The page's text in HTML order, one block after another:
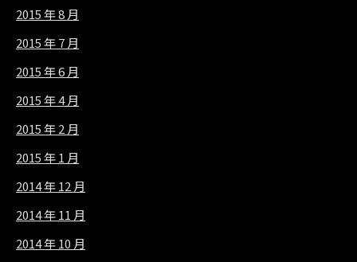
2015 年 8 月
2015 年 7 月
2015 年 6 月
2015 年 4 月
2015 年 2 月
2015 年 1 月
2014 年 12 月
2014 年 11 月
2014 年 10 月